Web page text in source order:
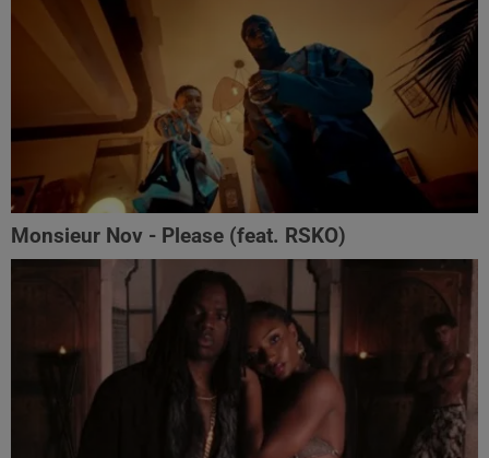
Monsieur Nov‬ - Please (feat. RSKO)